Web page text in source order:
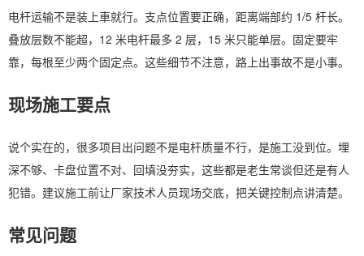
电杆运输不是装上車就行。支点位置要正确，距离端部约 1/5 杆长。
叠放层数不能超，12 米电杆最多 2 层，15 米只能单层。固定要牢
靠，每根至少两个固定点。这些细节不注意，路上出事故不是小事。
现场施工要点
说个实在的，很多项目出问题不是电杆质量不行，是施工没到位。埋
深不够、卡盘位置不对、回填没夯实，这些都是老生常谈但还是有人
犯错。建议施工前让厂家技术人员现场交底，把关键控制点讲清楚。
常见问题